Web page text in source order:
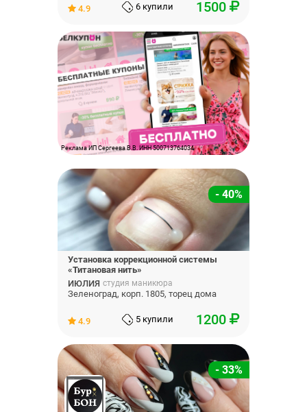
4.9 6 купили 1500
Реклама ИП Сергеева В.В. ИНН 500713764034
- 40%
Установка коррекционной системы
«Титановая нить»
ИЮЛИЯ студия маникюра
Зеленоград, корп. 1805, торец дома
4.9 5 купили 1200
- 33%